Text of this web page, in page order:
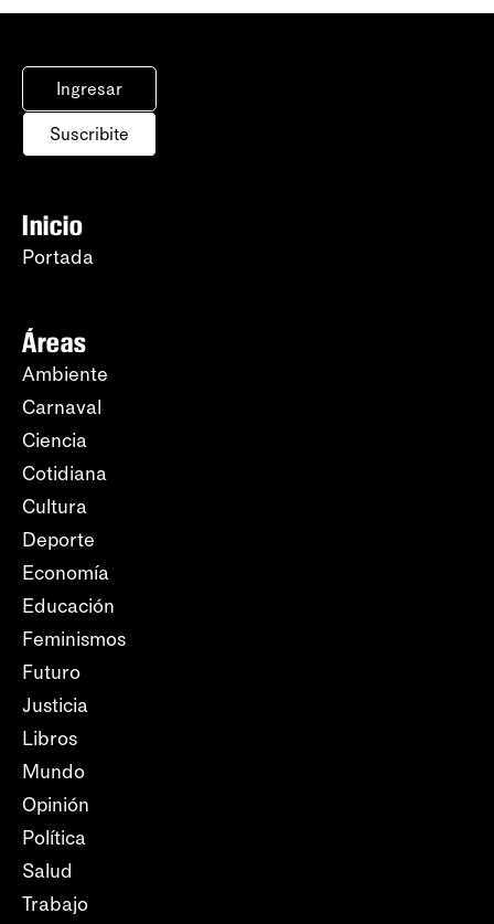
Ingresar
Suscribite
Inicio
Portada
Áreas
Ambiente
Carnaval
Ciencia
Cotidiana
Cultura
Deporte
Economía
Educación
Feminismos
Futuro
Justicia
Libros
Mundo
Opinión
Política
Salud
Trabajo